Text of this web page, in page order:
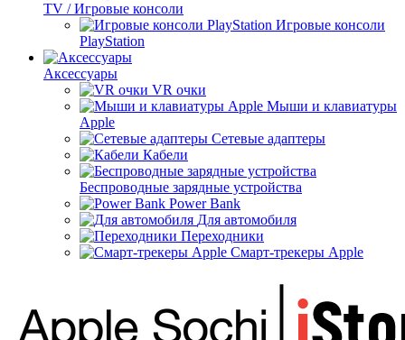
TV / Игровые консоли
Игровые консоли
PlayStation
Аксессуары
VR очки
Мыши и клавиатуры
Apple
Сетевые адаптеры
Кабели
Беспроводные зарядные устройства
Power Bank
Для автомобиля
Переходники
Смарт-трекеры Apple